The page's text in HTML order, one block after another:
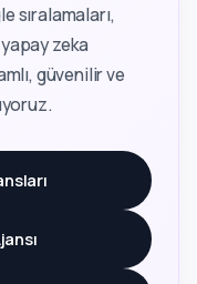
sıralamaları,
zeka
güvenilir ve